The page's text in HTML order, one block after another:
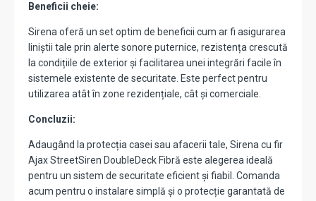
Beneficii cheie:
Sirena oferă un set optim de beneficii cum ar fi asigurarea
liniștii tale prin alerte sonore puternice, rezistența crescută
la condițiile de exterior și facilitarea unei integrări facile în
sistemele existente de securitate. Este perfect pentru
utilizarea atât în zone rezidențiale, cât și comerciale.
Concluzii:
Adaugând la protecția casei sau afacerii tale, Sirena cu fir
Ajax StreetSiren DoubleDeck Fibră este alegerea ideală
pentru un sistem de securitate eficient și fiabil. Comanda
acum pentru o instalare simplă și o protecție garantată de